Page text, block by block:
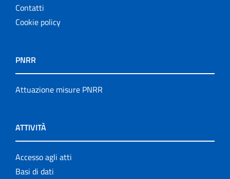
Contatti
Cookie policy
PNRR
Attuazione misure PNRR
ATTIVITÀ
Accesso agli atti
Basi di dati